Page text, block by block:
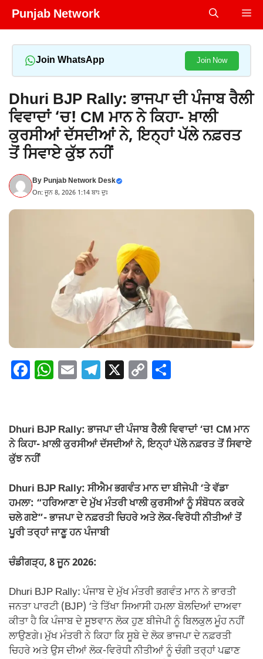
Skip
Punjab Network
Join WhatsApp Join Now
Dhuri BJP Rally: ਭਾਜਪਾ ਦੀ ਪੰਜਾਬ ਰੈਲੀ
ਵਿਵਾਦਾਂ ‘ਚ! CM ਮਾਨ ਨੇ ਕਿਹਾ- ਖ਼ਾਲੀ
ਕੁਰਸੀਆਂ ਦੱਸਦੀਆਂ ਨੇ, ਇਨ੍ਹਾਂ ਪੱਲੇ ਨਫ਼ਰਤ
ਤੋਂ ਸਿਵਾਏ ਕੁੱਝ ਨਹੀਂ
ByPunjab Network Desk
On: ਜੂਨ 8, 2026 1:14 ਬਾਃ ਦੁਃ
F
e
b
o
o
k
W
s
A
p
E T
gr
a
X C
y
Li
k
e
Dhuri BJP Rally: ਭਾਜਪਾ ਦੀ ਪੰਜਾਬ ਰੈਲੀ ਵਿਵਾਦਾਂ ‘ਚ! CM ਮਾਨ
ਨੇ ਕਿਹਾ- ਖ਼ਾਲੀ ਕੁਰਸੀਆਂ ਦੱਸਦੀਆਂ ਨੇ, ਇਨ੍ਹਾਂ ਪੱਲੇ ਨਫ਼ਰਤ ਤੋਂ ਸਿਵਾਏ
ਕੁੱਝ ਨਹੀਂ
Dhuri BJP Rally: ਸੀਐਮ ਭਗਵੰਤ ਮਾਨ ਦਾ ਬੀਜੇਪੀ ‘ਤੇ ਵੱਡਾ
ਹਮਲਾ: “ਹਰਿਆਣਾ ਦੇ ਮੁੱਖ ਮੰਤਰੀ ਖਾਲੀ ਕੁਰਸੀਆਂ ਨੂੰ ਸੰਬੋਧਨ ਕਰਕੇ
ਚਲੇ ਗਏ”- ਭਾਜਪਾ ਦੇ ਨਫ਼ਰਤੀ ਚਿਹਰੇ ਅਤੇ ਲੋਕ-ਵਿਰੋਧੀ ਨੀਤੀਆਂ ਤੋਂ
ਪੂਰੀ ਤਰ੍ਹਾਂ ਜਾਣੂ ਹਨ ਪੰਜਾਬੀ
ਚੰਡੀਗੜ੍ਹ, 8 ਜੂਨ 2026:
Dhuri BJP Rally: ਪੰਜਾਬ ਦੇ ਮੁੱਖ ਮੰਤਰੀ ਭਗਵੰਤ ਮਾਨ ਨੇ ਭਾਰਤੀ
ਜਨਤਾ ਪਾਰਟੀ (BJP) ‘ਤੇ ਤਿੱਖਾ ਸਿਆਸੀ ਹਮਲਾ ਬੋਲਦਿਆਂ ਦਾਅਵਾ
ਕੀਤਾ ਹੈ ਕਿ ਪੰਜਾਬ ਦੇ ਸੂਝਵਾਨ ਲੋਕ ਹੁਣ ਬੀਜੇਪੀ ਨੂੰ ਬਿਲਕੁਲ ਮੂੰਹ ਨਹੀਂ
ਲਾਉਣਗੇ। ਮੁੱਖ ਮੰਤਰੀ ਨੇ ਕਿਹਾ ਕਿ ਸੂਬੇ ਦੇ ਲੋਕ ਭਾਜਪਾ ਦੇ ਨਫ਼ਰਤੀ
ਚਿਹਰੇ ਅਤੇ ਉਸ ਦੀਆਂ ਲੋਕ-ਵਿਰੋਧੀ ਨੀਤੀਆਂ ਨੂੰ ਚੰਗੀ ਤਰ੍ਹਾਂ ਪਛਾਣ